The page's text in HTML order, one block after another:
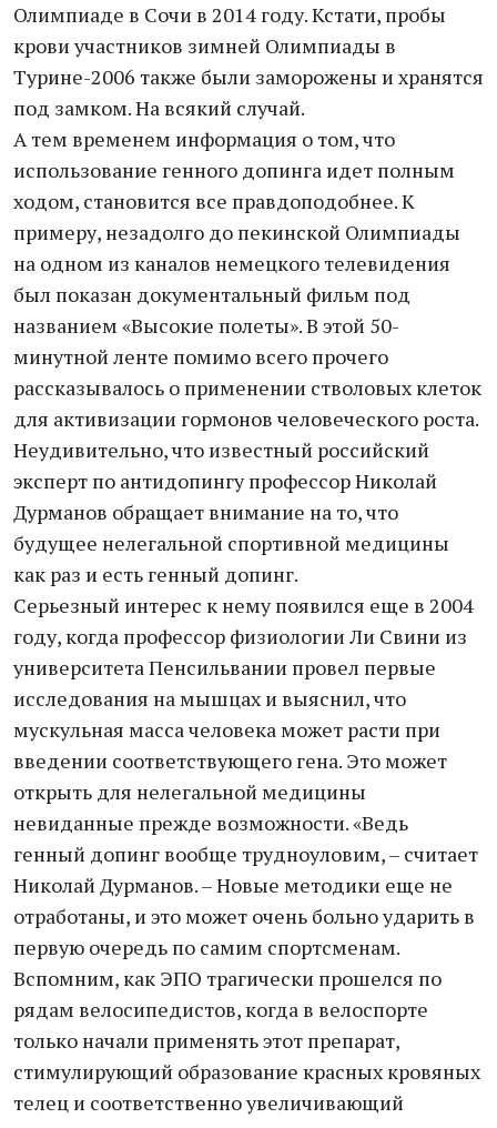
Олимпиаде в Сочи в 2014 году. Кстати, пробы
крови участников зимней Олимпиады в
Турине-2006 также были заморожены и хранятся
под замком. На всякий случай.
А тем временем информация о том, что
использование генного допинга идет полным
ходом, становится все правдоподобнее. К
примеру, незадолго до пекинской Олимпиады
на одном из каналов немецкого телевидения
был показан документальный фильм под
названием «Высокие полеты». В этой 50-
минутной ленте помимо всего прочего
рассказывалось о применении стволовых клеток
для активизации гормонов человеческого роста.
Неудивительно, что известный российский
эксперт по антидопингу профессор Николай
Дурманов обращает внимание на то, что
будущее нелегальной спортивной медицины
как раз и есть генный допинг.
Серьезный интерес к нему появился еще в 2004
году, когда профессор физиологии Ли Свини из
университета Пенсильвании провел первые
исследования на мышцах и выяснил, что
мускульная масса человека может расти при
введении соответствующего гена. Это может
открыть для нелегальной медицины
невиданные прежде возможности. «Ведь
генный допинг вообще трудноуловим, – считает
Николай Дурманов. – Новые методики еще не
отработаны, и это может очень больно ударить в
первую очередь по самим спортсменам.
Вспомним, как ЭПO трагически прошелся по
рядам велосипедистов, когда в велоспорте
только начали применять этот препарат,
стимулирующий образование красных кровяных
телец и соответственно увеличивающий